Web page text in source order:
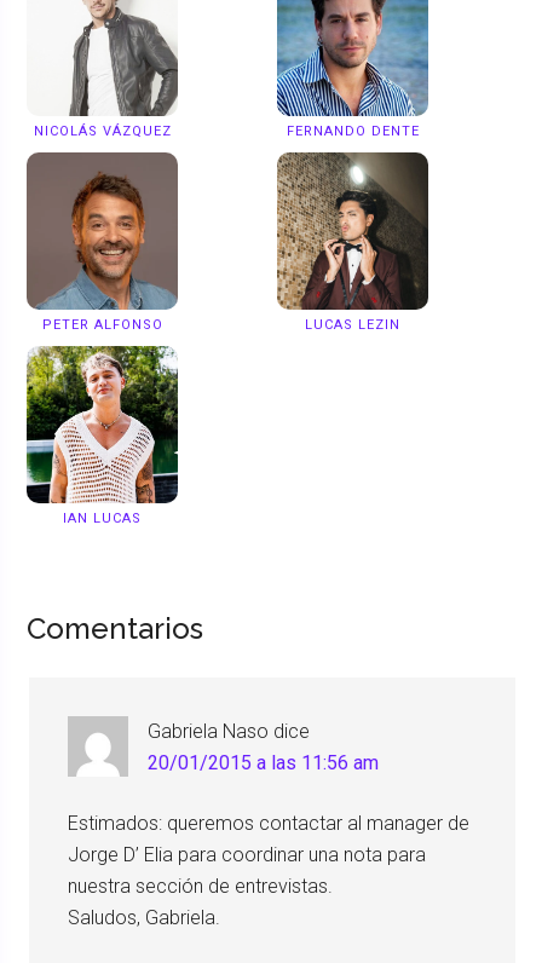
NICOLÁS VÁZQUEZ FERNANDO DENTE
PETER ALFONSO LUCAS LEZIN
IAN LUCAS
Comentarios
Gabriela Naso dice
20/01/2015 a las 11:56 am
Estimados: queremos contactar al manager de
Jorge D’ Elia para coordinar una nota para
nuestra sección de entrevistas.
Saludos, Gabriela.